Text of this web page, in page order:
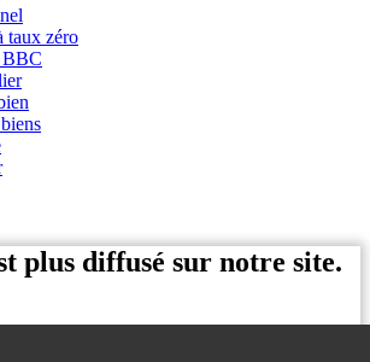
taux zéro
BBC
plus diffusé sur notre site.